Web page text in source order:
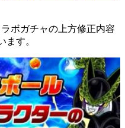
ボガチャの上方修正内容
ます。